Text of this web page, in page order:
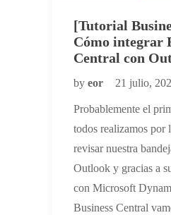
[Tutorial
Cómo integrar
Central con
by eor 21 julio,
Probablemente el
todos realizamos por
revisar nuestra
Outlook y gracias a
con Microsoft
Business Central